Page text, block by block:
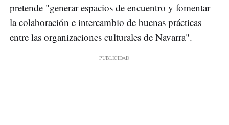
pretende "generar espacios de encuentro y fomentar
la colaboración e intercambio de buenas prácticas
entre las organizaciones culturales de Navarra".